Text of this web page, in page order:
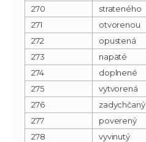
270
strateného
271
otvorenou
272
opustená
273
napäté
274
doplnené
275
vytvorená
276
zadychčaný
277
poverený
278
vyvinutý